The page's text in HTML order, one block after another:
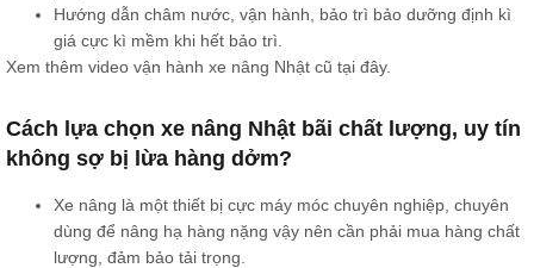
Hướng dẫn châm nước, vận hành, bảo trì bảo dưỡng định kì
giá cực kì mềm khi hết bảo trì.
Xem thêm video vận hành xe nâng Nhật cũ tại đây.
Cách lựa chọn xe nâng Nhật bãi chất lượng, uy tín
không sợ bị lừa hàng dởm?
Xe nâng là một thiết bị cực máy móc chuyên nghiệp, chuyên
dùng để nâng hạ hàng nặng vậy nên cần phải mua hàng chất
lượng, đảm bảo tải trọng.